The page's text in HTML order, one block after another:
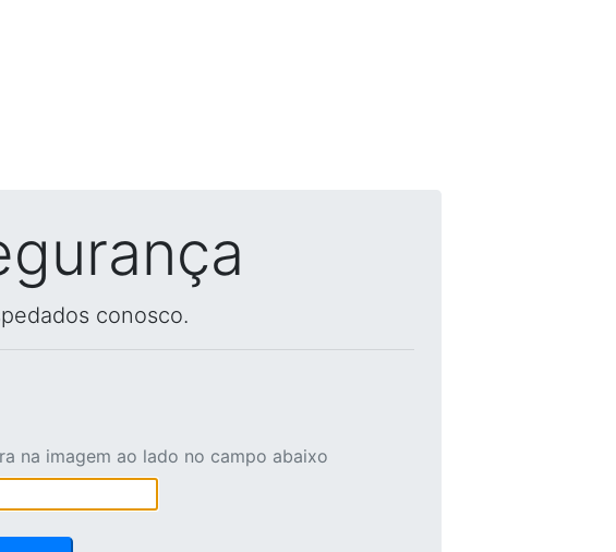
conosco.
na imagem ao lado no campo abaixo